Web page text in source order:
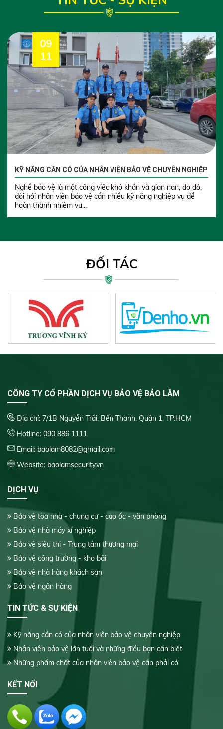
09
11
KỸ NĂNG CẦN CÓ CỦA NHÂN VIÊN BẢO VỆ CHUYÊN NGHIỆP
Nghề bảo vệ là một công việc khó khăn và gian nan, do đó,
đòi hỏi nhân viên bảo vệ cần nhiều kỹ năng nghiệp vụ để
hoàn thành nhiệm vụ..,
ĐỐI TÁC
CÔNG TY CỔ PHẦN DỊCH VỤ BẢO VỆ BẢO LÂM
Địa chỉ: 7/1B Nguyễn Trãi, Bến Thành, Quận 1, TP.HCM
Hotline: 090 886 1111
Email: baolam8082@gmail.com
Website: baolamsecurity.vn
DỊCH VỤ
Bảo vệ tòa nhà - chung cư - cao ốc - văn phòng
Bảo vệ nhà máy xí nghiệp
Bảo vệ siêu thị - Trung tâm thương mại
Bảo vệ công trường - kho bãi
Bảo vệ nhà hàng khách sạn
Bảo vệ ngân hàng
TIN TỨC & SỰ KIỆN
Kỹ năng cần có của nhân viên bảo vệ chuyên nghiệp
Nhân viên bảo vệ lớn tuổi và những điều bạn cần biết
Những phẩm chất của nhân viên bảo vệ cần phải có
KẾT NỐI